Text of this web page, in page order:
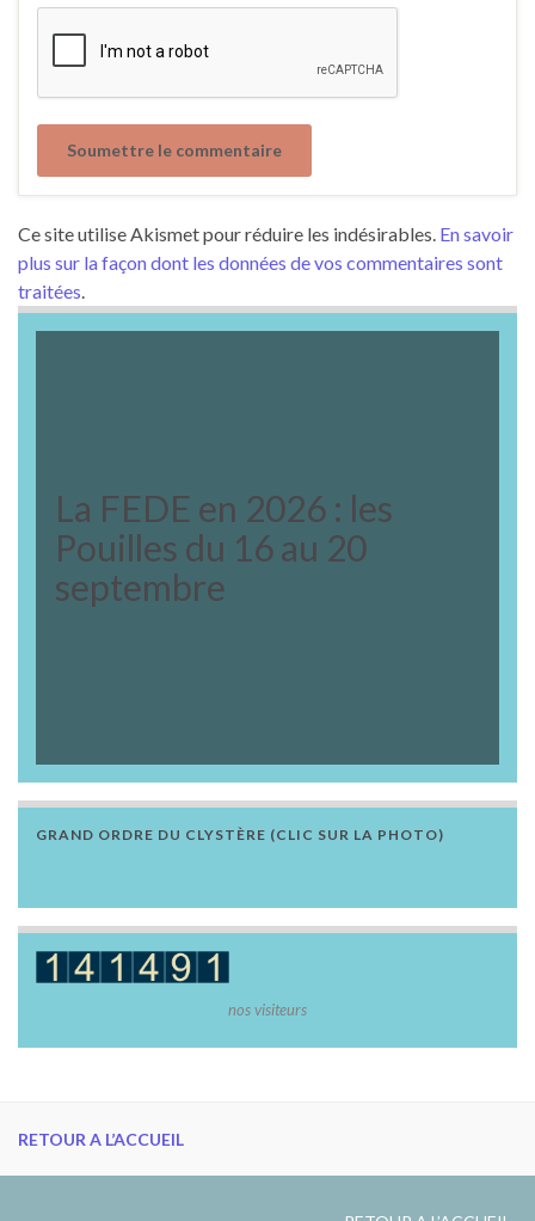
Ce site utilise Akismet pour réduire les indésirables. En savoir
plus sur la façon dont les données de vos commentaires sont
traitées.
La FEDE en 2026 : les
Pouilles du 16 au 20
septembre
GRAND ORDRE DU CLYSTÈRE (CLIC SUR LA PHOTO)
nos visiteurs
RETOUR A L’ACCUEIL